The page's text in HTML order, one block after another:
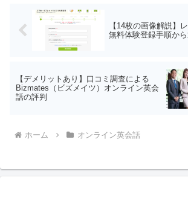
【14枚の画像解説】
無料体験登録手順か
【デメリットあり】口コミ調査による
Bizmates（ビズメイツ）オンライン英会
話の評判
ホーム オンライン英会話